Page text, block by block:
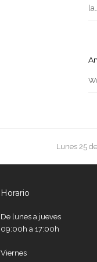
next
Lunes 25
Horario
De lunes a jueves
09:00h a 17:00h
Viernes